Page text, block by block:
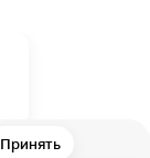
Принять